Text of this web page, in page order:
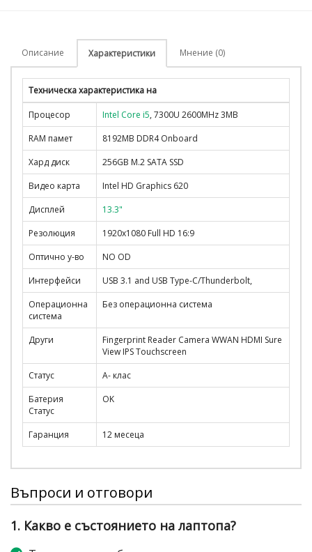
Описание Характеристики Мнение (0)
Техническа характеристика на
Процесор Intel Core i5, 7300U 2600MHz 3MB
RAM памет
8192MB DDR4 Onboard
Хард диск
256GB M.2 SATA SSD
Видео карта
Intel HD Graphics 620
Дисплей
13.3"
Резолюция
1920x1080 Full HD 16:9
Оптично у-во
NO OD
Интерфейси
USB 3.1 and USB Type-C/Thunderbolt,
Операционна
система
Без операционна система
Други
Fingerprint Reader Camera WWAN HDMI Sure
View IPS Touchscreen
Статус
A- клас
Батерия
Статус
OK
Гаранция 12 месеца
Въпроси и отговори
1. Какво е състоянието на лаптопа?